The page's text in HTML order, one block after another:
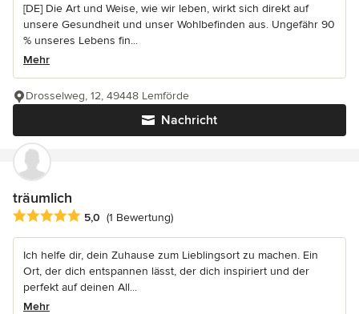
[DE] Die Art und Weise, wie wir leben, wirkt sich direkt auf
unsere Gesundheit und unser Wohlbefinden aus. Ungefähr 90
% unseres Lebens fin...
Mehr
Nachricht
Drosselweg, 12, 49448 Lemförde
träumlich
Durchschnittliche Bewertung: 5 von 5 Sternen
5,0 (1 Bewertung)
Ich helfe dir, dein Zuhause zum Lieblingsort zu machen. Ein
Ort, der dich entspannen lässt, der dich inspiriert und der
perfekt auf deinen All...
Mehr